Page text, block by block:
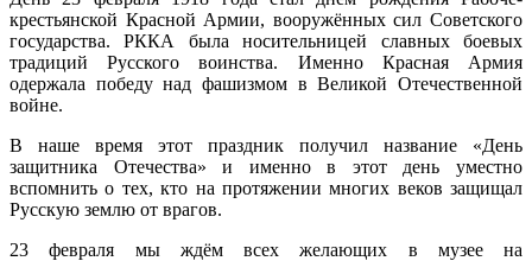
крестьянской Красной Армии, вооружённых сил Советского
государства. РККА была носительницей славных боевых
традиций Русского воинства. Именно Красная Армия
одержала победу над фашизмом в Великой Отечественной
войне.
В наше время этот праздник получил название «День
защитника Отечества» и именно в этот день уместно
вспомнить о тех, кто на протяжении многих веков защищал
Русскую землю от врагов.
23 февраля мы ждём всех желающих в музее на